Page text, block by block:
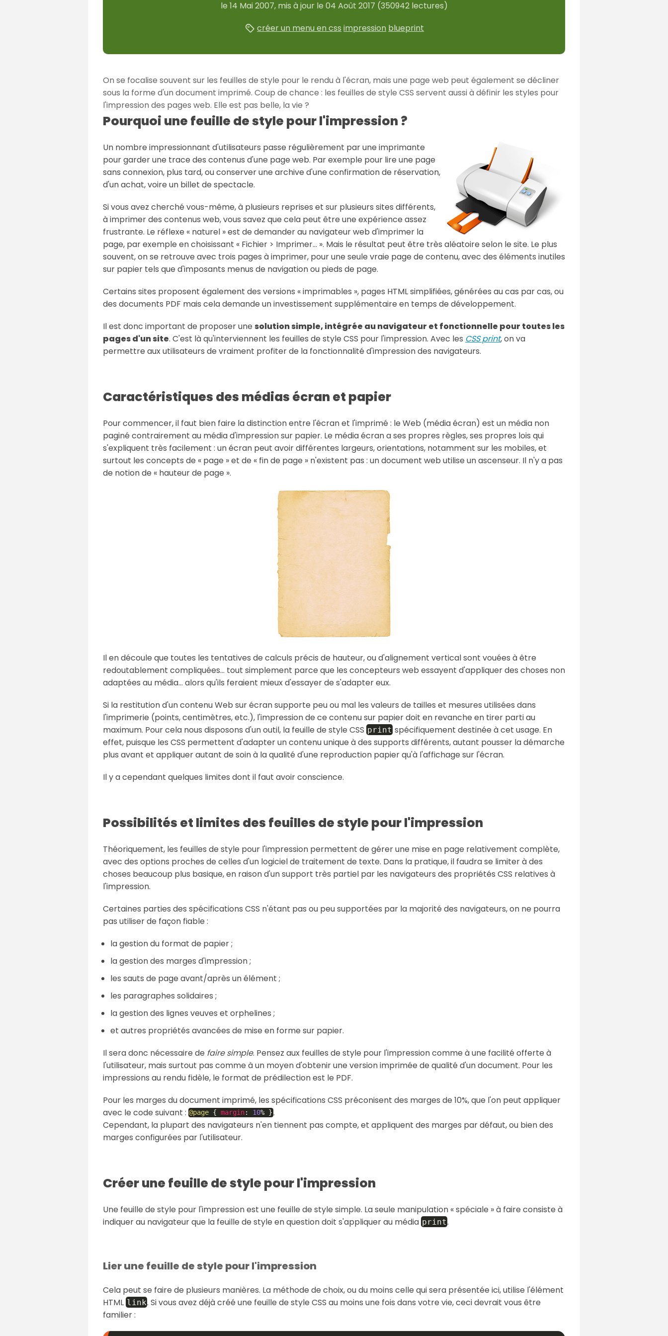
le 14 Mai 2007, mis à jour le 04 Août 2017 (350942 lectures)
créer un menu en css impression blueprint
On se focalise souvent sur les feuilles de style pour le rendu à l'écran, mais une page web peut également se décliner
sous la forme d'un document imprimé. Coup de chance : les feuilles de style CSS servent aussi à définir les styles pour
l'impression des pages web. Elle est pas belle, la vie ?
Pourquoi une feuille de style pour l'impression ?
Un nombre impressionnant d'utilisateurs passe régulièrement par une imprimante
pour garder une trace des contenus d'une page web. Par exemple pour lire une page
sans connexion, plus tard, ou conserver une archive d'une confirmation de réservation,
d'un achat, voire un billet de spectacle.
Si vous avez cherché vous-même, à plusieurs reprises et sur plusieurs sites différents,
à imprimer des contenus web, vous savez que cela peut être une expérience assez
frustrante. Le réflexe « naturel » est de demander au navigateur web d'imprimer la
page, par exemple en choisissant « Fichier > Imprimer… ». Mais le résultat peut être très aléatoire selon le site. Le plus
souvent, on se retrouve avec trois pages à imprimer, pour une seule vraie page de contenu, avec des éléments inutiles
sur papier tels que d'imposants menus de navigation ou pieds de page.
Certains sites proposent également des versions « imprimables », pages HTML simplifiées, générées au cas par cas, ou
des documents PDF mais cela demande un investissement supplémentaire en temps de développement.
Il est donc important de proposer une solution simple, intégrée au navigateur et fonctionnelle pour toutes les
pages d'un site. C'est là qu'interviennent les feuilles de style CSS pour l'impression. Avec les CSS print, on va
permettre aux utilisateurs de vraiment profiter de la fonctionnalité d'impression des navigateurs.
Caractéristiques des médias écran et papier
Pour commencer, il faut bien faire la distinction entre l'écran et l'imprimé : le Web (média écran) est un média non
paginé contrairement au média d'impression sur papier. Le média écran a ses propres règles, ses propres lois qui
s'expliquent très facilement : un écran peut avoir différentes largeurs, orientations, notamment sur les mobiles, et
surtout les concepts de « page » et de « fin de page » n'existent pas : un document web utilise un ascenseur. Il n'y a pas
de notion de « hauteur de page ».
Il en découle que toutes les tentatives de calculs précis de hauteur, ou d'alignement vertical sont vouées à être
redoutablement compliquées… tout simplement parce que les concepteurs web essayent d'appliquer des choses non
adaptées au média… alors qu'ils feraient mieux d'essayer de s'adapter eux.
Si la restitution d'un contenu Web sur écran supporte peu ou mal les valeurs de tailles et mesures utilisées dans
l'imprimerie (points, centimètres, etc.), l'impression de ce contenu sur papier doit en revanche en tirer parti au
maximum. Pour cela nous disposons d'un outil, la feuille de style CSS print spécifiquement destinée à cet usage. En
effet, puisque les CSS permettent d'adapter un contenu unique à des supports différents, autant pousser la démarche
plus avant et appliquer autant de soin à la qualité d'une reproduction papier qu'à l'affichage sur l'écran.
Il y a cependant quelques limites dont il faut avoir conscience.
Possibilités et limites des feuilles de style pour l'impression
Théoriquement, les feuilles de style pour l'impression permettent de gérer une mise en page relativement complète,
avec des options proches de celles d'un logiciel de traitement de texte. Dans la pratique, il faudra se limiter à des
choses beaucoup plus basique, en raison d'un support très partiel par les navigateurs des propriétés CSS relatives à
l'impression.
Certaines parties des spécifications CSS n'étant pas ou peu supportées par la majorité des navigateurs, on ne pourra
pas utiliser de façon fiable :
la gestion du format de papier ;
la gestion des marges d'impression ;
les sauts de page avant/après un élément ;
les paragraphes solidaires ;
la gestion des lignes veuves et orphelines ;
et autres propriétés avancées de mise en forme sur papier.
Il sera donc nécessaire de faire simple. Pensez aux feuilles de style pour l'impression comme à une facilité offerte à
l'utilisateur, mais surtout pas comme à un moyen d'obtenir une version imprimée de qualité d'un document. Pour les
impressions au rendu fidèle, le format de prédilection est le PDF.
Pour les marges du document imprimé, les spécifications CSS préconisent des marges de 10%, que l'on peut appliquer
avec le code suivant : @page { margin: 10% }.
Cependant, la plupart des navigateurs n'en tiennent pas compte, et appliquent des marges par défaut, ou bien des
marges configurées par l'utilisateur.
Créer une feuille de style pour l'impression
Une feuille de style pour l'impression est une feuille de style simple. La seule manipulation « spéciale » à faire consiste à
indiquer au navigateur que la feuille de style en question doit s'appliquer au média print.
Lier une feuille de style pour l'impression
Cela peut se faire de plusieurs manières. La méthode de choix, ou du moins celle qui sera présentée ici, utilise l'élément
HTML link. Si vous avez déjà créé une feuille de style CSS au moins une fois dans votre vie, ceci devrait vous être
familier :